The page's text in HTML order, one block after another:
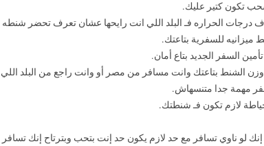
تكون كتير عليك.
لو ناوي تسافر مع حد لازم يكون حد إنت بتحب وبترتاح إنك